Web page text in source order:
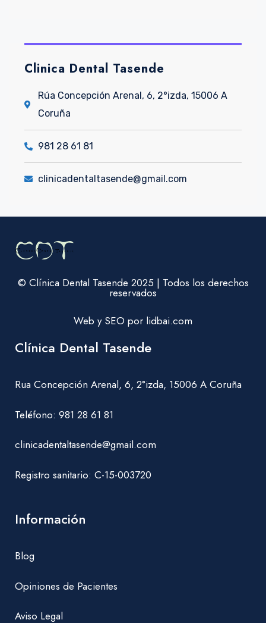
Clinica Dental Tasende
Rúa Concepción Arenal, 6, 2°izda, 15006 A
Coruña
981 28 61 81
clinicadentaltasende@gmail.com
© Clínica Dental Tasende 2025 | Todos los derechos
reservados
Web y SEO por lidbai.com
Clínica Dental Tasende
Rua Concepción Arenal, 6, 2°izda, 15006 A Coruña
Teléfono: 981 28 61 81
clinicadentaltasende@gmail.com
Registro sanitario: C-15-003720
Información
Blog
Opiniones de Pacientes
Aviso Legal